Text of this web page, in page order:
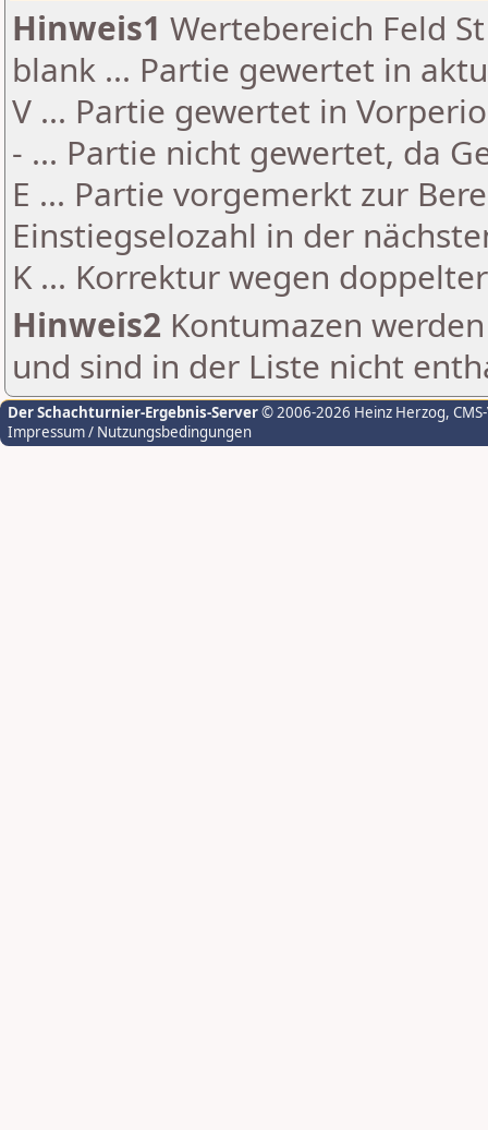
Hinweis1 Wertebereich Feld
blank ... Partie gewertet in
V ... Partie gewertet in
- ... Partie nicht gewertet, da
E ... Partie vorgemerkt zur
Einstiegselozahl in der
K ... Korrektur wegen
Hinweis2 Kontumazen
und sind in der Liste nicht
Der Schachturnier-Ergebnis-Server© 2006-2026 Heinz Herzog,
Impressum / Nutzungsbedingungen